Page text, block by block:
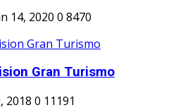
14, 2020 0 8470
Gran Turismo
2018 0 11191